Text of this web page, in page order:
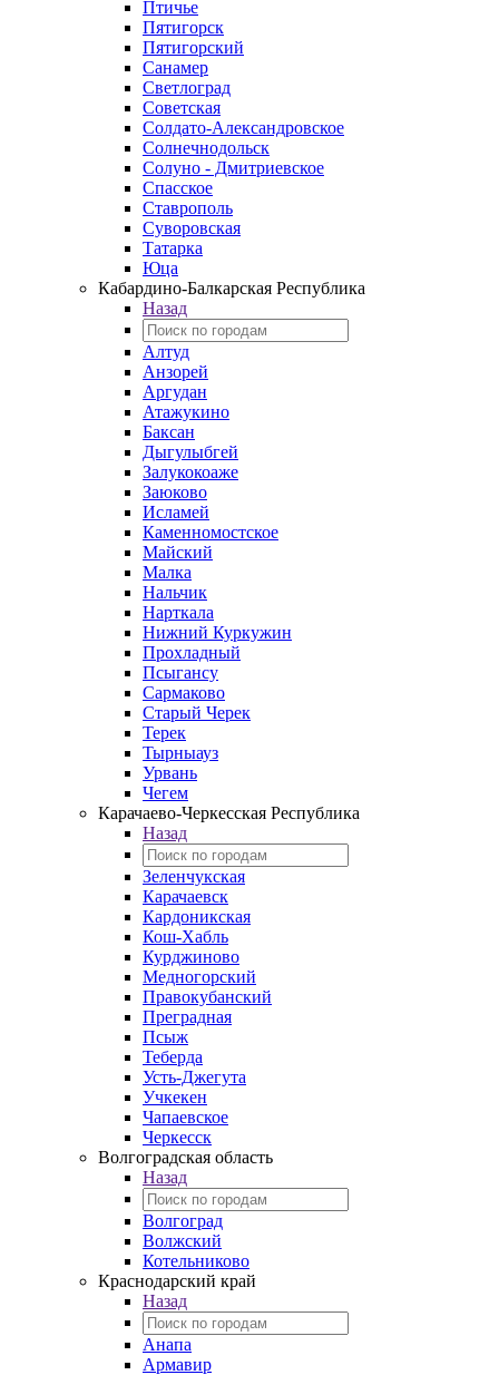
Птичье
Пятигорск
Пятигорский
Санамер
Светлоград
Советская
Солдато-Александровское
Солнечнодольск
Солуно - Дмитриевское
Спасское
Ставрополь
Суворовская
Татарка
Юца
Кабардино‑Балкарская Республика
Назад
Алтуд
Анзорей
Аргудан
Атажукино
Баксан
Дыгулыбгей
Залукокоаже
Заюково
Исламей
Каменномостское
Майский
Малка
Нальчик
Нарткала
Нижний Куркужин
Прохладный
Псыгансу
Сармаково
Старый Черек
Терек
Тырныауз
Урвань
Чегем
Карачаево-Черкесская Республика
Назад
Зеленчукская
Карачаевск
Кардоникская
Кош-Хабль
Курджиново
Медногорский
Правокубанский
Преградная
Псыж
Теберда
Усть-Джегута
Учкекен
Чапаевское
Черкесск
Волгоградская область
Назад
Волгоград
Волжский
Котельниково
Краснодарский край
Назад
Анапа
Армавир